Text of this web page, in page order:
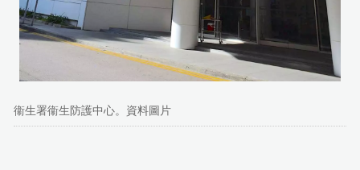
衞生署衞生防護中心。資料圖片